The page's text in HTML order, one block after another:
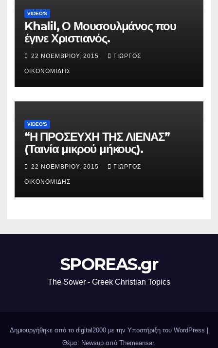
VIDEO'S
Khalil, Ο Μουσουλμάνος που
έγινε Χριστιανός.
22 ΝΟΕΜΒΡΊΟΥ, 2015 ΓΙΏΡΓΟΣ
ΟΙΚΟΝΟΜΊΔΗΣ
VIDEO'S
“Η ΠΡΟΣΕΥΧΗ ΤΗΣ ΛΙΕΝΑΣ”
(Ταινία μικρού μήκους).
22 ΝΟΕΜΒΡΊΟΥ, 2015 ΓΙΏΡΓΟΣ
ΟΙΚΟΝΟΜΊΔΗΣ
SPOREAS.gr
The Sower - Greek Christian Topics
Δημιουργήθηκε από το digital2000 με την Υποστήριξη του WordPress
Θέμα: Newsup από Themeansar.